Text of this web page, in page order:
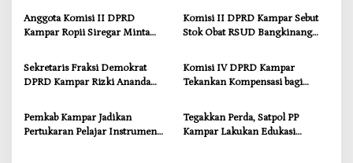
Infrastruktur yang Menyentuh
Kebutuhan Dasar
Anggota Komisi II DPRD
Kampar Ropii Siregar Minta
Ancaman Kekosongan Obat
demi Wujudkan Kampar Dihati
Komisi II DPRD Kampar Sebut
Stok Obat RSUD Bangkinang
Sekretaris Fraksi Demokrat
DPRD Kampar Rizki Ananda
dan Kompensasi untuk Warga
Sungai Tapung
Komisi IV DPRD Kampar
Tekankan Kompensasi bagi
Pemkab Kampar Jadikan
Pertukaran Pelajar Instrumen
Tegakkan Perda, Satpol PP
Kampar Lakukan Edukasi